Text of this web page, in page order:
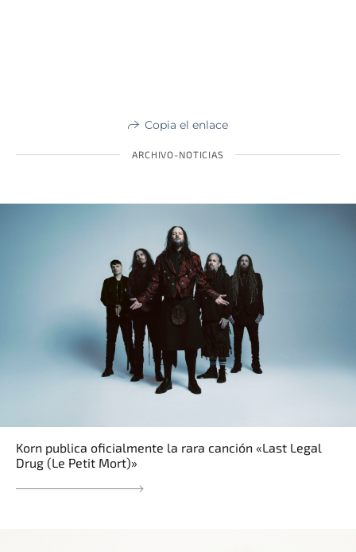
Copia el enlace
ARCHIVO-NOTICIAS
Korn publica oficialmente la rara canción «Last Legal
Drug (Le Petit Mort)»